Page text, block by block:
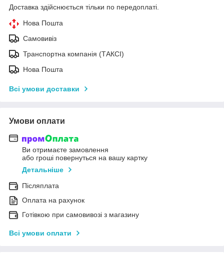
Доставка здійснюється тільки по передоплаті.
Нова Пошта
Самовивіз
Транспортна компанія (ТАКСІ)
Нова Пошта
Всі умови доставки
Умови оплати
Ви отримаєте замовлення
або гроші повернуться на вашу картку
Детальніше
Післяплата
Оплата на рахунок
Готівкою при самовивозі з магазину
Всі умови оплати